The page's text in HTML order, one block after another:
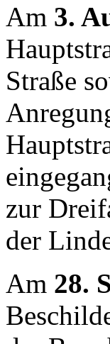
Am 3.
Straße
zur
der
Am 28.